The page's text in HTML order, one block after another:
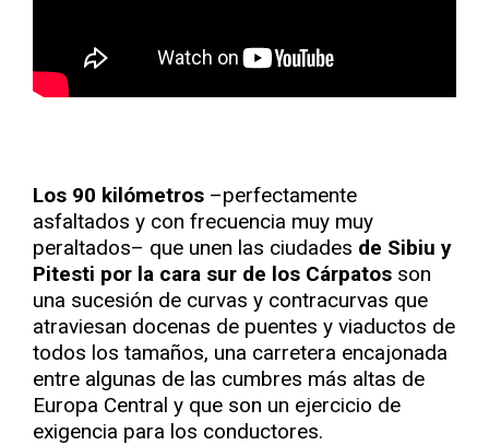
Los 90 kilómetros –perfectamente
asfaltados y con frecuencia muy muy
peraltados– que unen las ciudades de Sibiu y
Pitesti por la cara sur de los Cárpatos son
una sucesión de curvas y contracurvas que
atraviesan docenas de puentes y viaductos de
todos los tamaños, una carretera encajonada
entre algunas de las cumbres más altas de
Europa Central y que son un ejercicio de
exigencia para los conductores.